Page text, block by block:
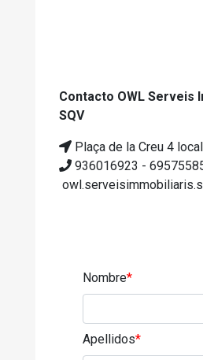
Contacto OWL Serveis
SQV
Plaça de la Creu 4
936016923 -
Nombre*
Apellidos*